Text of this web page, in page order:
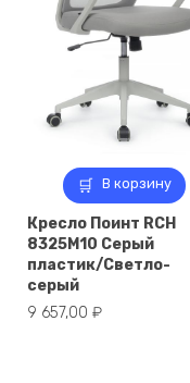
В корзину
Кресло Поинт RCH
8325M10 Серый
пластик/Светло-
серый
9 657,00 ₽